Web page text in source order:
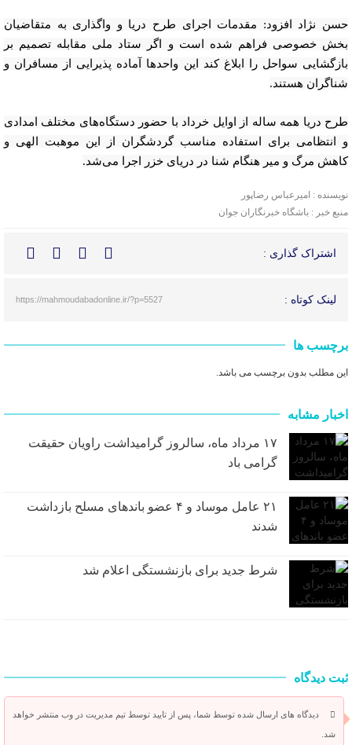
حسن نژاد افزود: مقدمات اجرای طرح دریا و واگذاری به متقاضیان
بخش خصوصی فراهم شده است و اگر ستاد ملی مقابله تصمیم بر
بازگشایی سواحل را ابلاغ کند این واحد‌ها آماده پذیرایی از مسافران و
شناگران هستند.
طرح دریا همه ساله از اوایل خرداد با حضور دستگاه‌های مختلف امدادی
و انتظامی برای استفاده مناسب گردشگران از این موهبت الهی و
کاهش مرگ و میر هنگام شنا در دریای خزر اجرا می‌شد.
نویسنده : امیرعباس رضاپور
منبع خبر : باشگاه خبرنگاران جوان
اشتراک گذاری :
لینک کوتاه : https://mahmoudabadonline.ir/?p=5527
برچسب ها
این مطلب بدون برچسب می باشد.
اخبار مشابه
۱۷ مرداد ماه، سالروز گرامیداشت راویان حقیقت
گرامی باد
۲۱ عامل موساد و ۴ عضو باند‌های مسلح بازداشت
شدند
شرط جدید برای بازنشستگی اعلام شد
ثبت دیدگاه
دیدگاه های ارسال شده توسط شما، پس از تایید توسط تیم مدیریت در وب منتشر خواهد
شد.